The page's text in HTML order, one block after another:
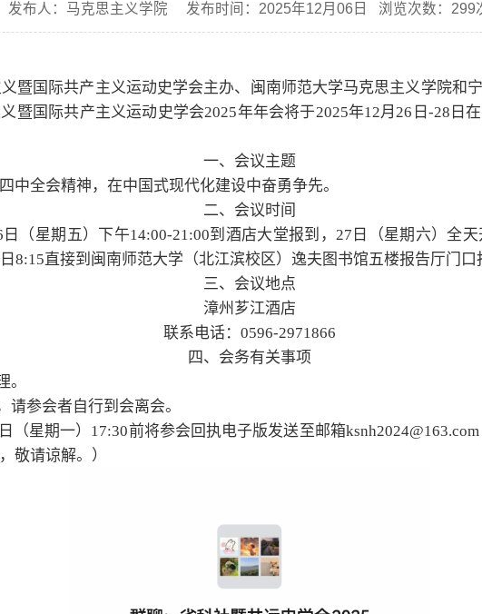
发布人：马克思主义学院 发布时间：2025年12月06日 浏览次数： 299
暨国际共产主义运动史学会主办、闽南师范大学马克思主义学院和
暨国际共产主义运动史学会2025年年会将于2025年12月26日-28日
一、会议主题
中全会精神，在中国式现代化建设中奋勇争先。
二、会议时间
（星期五）下午14:00-21:00到酒店大堂报到，27日（星期六）全
8:15直接到闽南师范大学（北江滨校区）逸夫图书馆五楼报告厅门口
三、会议地点
漳州芗江酒店
联系电话：0596-2971866
四、会务有关事项
。
请参会者自行到会离会。
（星期一）17:30前将参会回执电子版发送至邮箱
敬请谅解。）